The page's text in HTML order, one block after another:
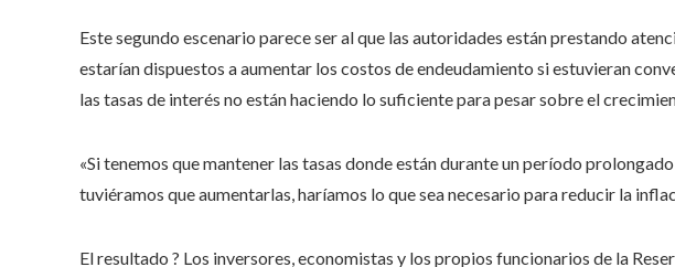
Este segundo escenario parece ser al que las autoridades están prestando
estarían dispuestos a aumentar los costos de endeudamiento si estuvieran
las tasas de interés no están haciendo lo suficiente para pesar sobre el
«Si tenemos que mantener las tasas donde están durante un período
tuviéramos que aumentarlas, haríamos lo que sea necesario para reducir la
El resultado ? Los inversores, economistas y los propios funcionarios de la